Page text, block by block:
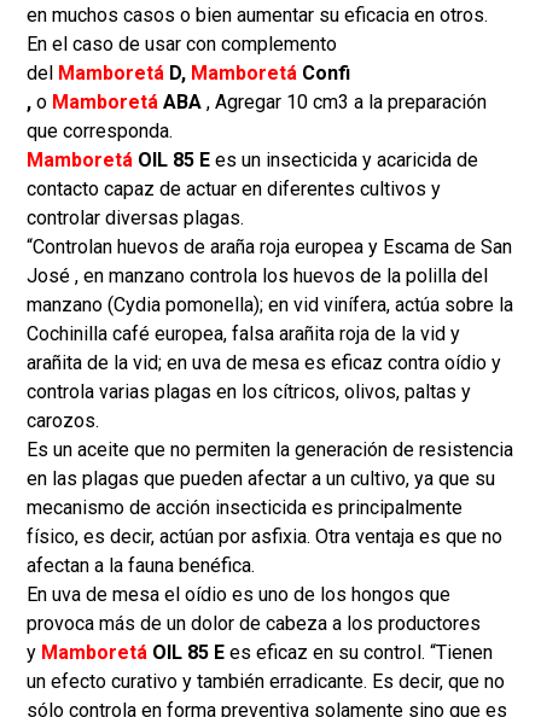
en muchos casos o bien aumentar su eficacia en otros.
En el caso de usar con complemento
del Mamboretá D, Mamboretá Confi
,o Mamboretá ABA , Agregar 10 cm3 a la preparación
que corresponda.
Mamboretá OIL 85 E es un insecticida y acaricida de
contacto capaz de actuar en diferentes cultivos y
controlar diversas plagas.
“Controlan huevos de araña roja europea y Escama de San
José , en manzano controla los huevos de la polilla del
manzano (Cydia pomonella); en vid vinífera, actúa sobre la
Cochinilla café europea, falsa arañita roja de la vid y
arañita de la vid; en uva de mesa es eficaz contra oídio y
controla varias plagas en los cítricos, olivos, paltas y
carozos.
Es un aceite que no permiten la generación de resistencia
en las plagas que pueden afectar a un cultivo, ya que su
mecanismo de acción insecticida es principalmente
físico, es decir, actúan por asfixia. Otra ventaja es que no
afectan a la fauna benéfica.
En uva de mesa el oídio es uno de los hongos que
provoca más de un dolor de cabeza a los productores
y Mamboretá OIL 85 E es eficaz en su control. “Tienen
un efecto curativo y también erradicante. Es decir, que no
sólo controla en forma preventiva solamente sino que es